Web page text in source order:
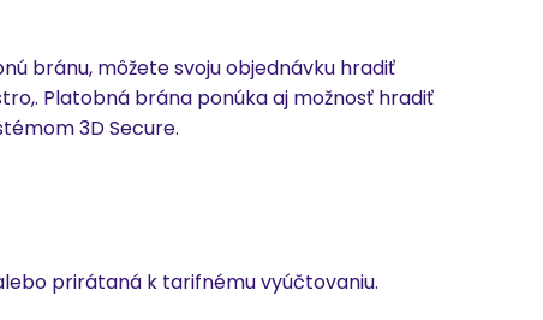
bránu, môžete svoju objednávku hradiť
Platobná brána ponúka aj možnosť hradiť
3D Secure.
prirátaná k tarifnému vyúčtovaniu.